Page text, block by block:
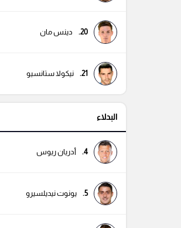
20. دينس مان
21. نيكولا ستانسيو
البدلاء
4. أدريان ريوس
5. يونوت نيديلسيرو